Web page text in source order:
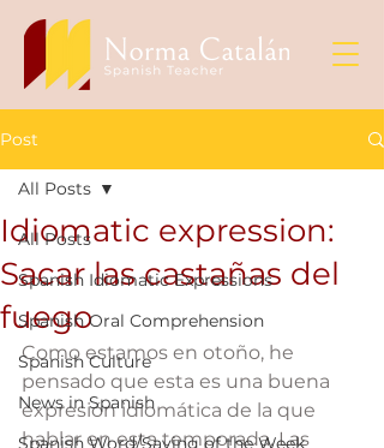
Post
All Posts
Spanish Idiomatic Expressions
Spanish Oral Comprehension
Spanish Culture
News in Spanish
Spanish Word/Saying of the Week
All Posts
Idiomatic expression:
Sacar las castañas del
fuego
Como estamos en otoño, he
pensado que esta es una buena
expresión idiomática de la que
hablar en esta temporada. Las